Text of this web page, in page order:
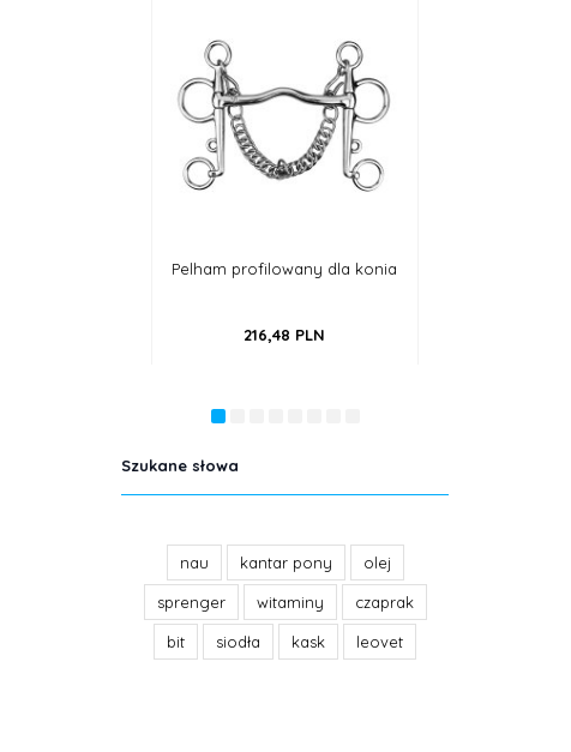
profilowany dla konia
Wędzidło anatomiczne,
Szukane słowa
nau kantar pony olej
sprenger witaminy czaprak
bit siodła kask leovet